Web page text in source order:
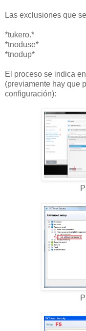
Las exclusiones que
*tukero.*
*tnoduse*
*tnodup*
El proceso se indica
(previamente hay que
configuración):